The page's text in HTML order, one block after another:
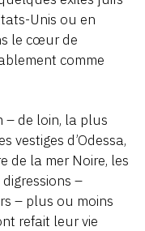
Unis ou en
le cœur de
comme
– de loin, la plus
vestiges d’Odessa,
de la mer Noire, les
–
– plus ou moins
refait leur vie